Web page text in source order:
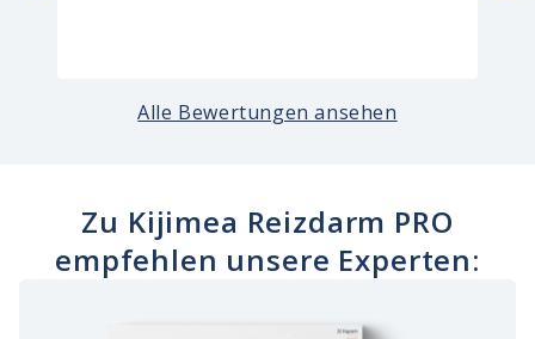
Alle Bewertungen ansehen
Zu Kijimea Reizdarm PRO
empfehlen unsere Experten: